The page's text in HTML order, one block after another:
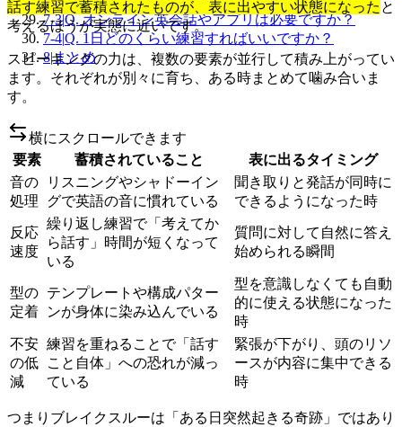
7-3|Q. オンライン英会話やアプリは必要ですか？
7-4|Q. 1日どのくらい練習すればいいですか？
8|まとめ
話す練習で蓄積されたものが、表に出やすい状態になった と
考えるほうが実態に近いです。
スピーキングの力は、複数の要素が並行して積み上がってい
ます。それぞれが別々に育ち、ある時まとめて噛み合いま
す。
横にスクロールできます
要素
蓄積されていること
表に出るタイミング
音の
処理
リスニングやシャドーイン
グで英語の音に慣れている
聞き取りと発話が同時に
できるようになった時
反応
速度
繰り返し練習で「考えてか
ら話す」時間が短くなって
いる
質問に対して自然に答え
始められる瞬間
型の
定着
テンプレートや構成パター
ンが身体に染み込んでいる
型を意識しなくても自動
的に使える状態になった
時
不安
の低
減
練習を重ねることで「話す
こと自体」への恐れが減っ
ている
緊張が下がり、頭のリソ
ースが内容に集中できる
時
つまりブレイクスルーは「ある日突然起きる奇跡」ではあり